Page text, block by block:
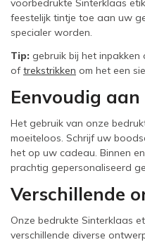
voorbedrukte Sinterklaas
feestelijk tintje toe aan uw
specialer worden.
Tip: gebruik bij het inpakken
oftrekstrikken om het een
Eenvoudig
Het gebruik van onze
moeiteloos. Schrijf uw
het op uw cadeau. Binnen
prachtig gepersonaliseerd
Verschillende
Onze bedrukte Sinterklaas
verschillende diverse